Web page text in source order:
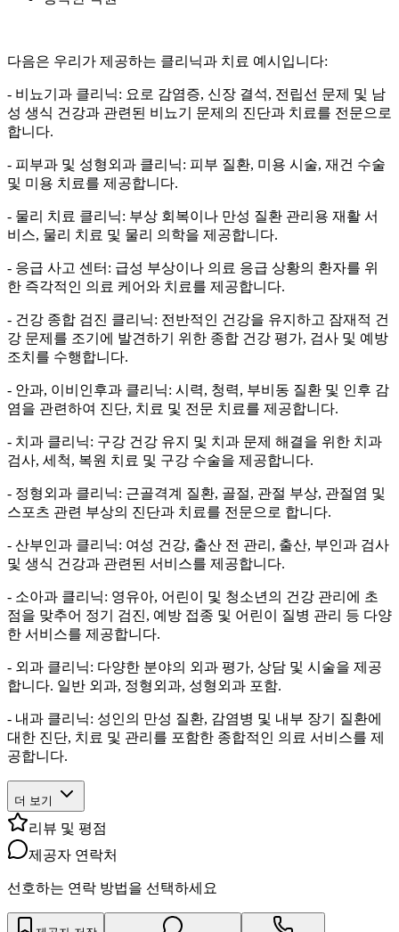
다음은 우리가 제공하는 클리닉과 치료 예시입니다:
- 비뇨기과 클리닉: 요로 감염증, 신장 결석, 전립선 문제 및 남
성 생식 건강과 관련된 비뇨기 문제의 진단과 치료를 전문으로
합니다.
- 피부과 및 성형외과 클리닉: 피부 질환, 미용 시술, 재건 수술
및 미용 치료를 제공합니다.
- 물리 치료 클리닉: 부상 회복이나 만성 질환 관리용 재활 서
비스, 물리 치료 및 물리 의학을 제공합니다.
- 응급 사고 센터: 급성 부상이나 의료 응급 상황의 환자를 위
한 즉각적인 의료 케어와 치료를 제공합니다.
- 건강 종합 검진 클리닉: 전반적인 건강을 유지하고 잠재적 건
강 문제를 조기에 발견하기 위한 종합 건강 평가, 검사 및 예방
조치를 수행합니다.
- 안과, 이비인후과 클리닉: 시력, 청력, 부비동 질환 및 인후 감
염을 관련하여 진단, 치료 및 전문 치료를 제공합니다.
- 치과 클리닉: 구강 건강 유지 및 치과 문제 해결을 위한 치과
검사, 세척, 복원 치료 및 구강 수술을 제공합니다.
- 정형외과 클리닉: 근골격계 질환, 골절, 관절 부상, 관절염 및
스포츠 관련 부상의 진단과 치료를 전문으로 합니다.
- 산부인과 클리닉: 여성 건강, 출산 전 관리, 출산, 부인과 검사
및 생식 건강과 관련된 서비스를 제공합니다.
- 소아과 클리닉: 영유아, 어린이 및 청소년의 건강 관리에 초
점을 맞추어 정기 검진, 예방 접종 및 어린이 질병 관리 등 다양
한 서비스를 제공합니다.
- 외과 클리닉: 다양한 분야의 외과 평가, 상담 및 시술을 제공
합니다. 일반 외과, 정형외과, 성형외과 포함.
- 내과 클리닉: 성인의 만성 질환, 감염병 및 내부 장기 질환에
대한 진단, 치료 및 관리를 포함한 종합적인 의료 서비스를 제
공합니다.
더 보기
리뷰 및 평점
제공자 연락처
선호하는 연락 방법을 선택하세요